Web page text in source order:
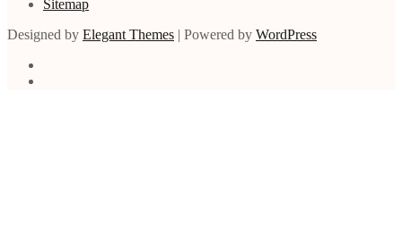
Sitemap
Designed by Elegant Themes | Powered by WordPress